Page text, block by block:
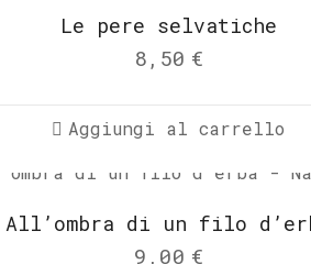
Le pere selvatiche
8,50 €
Aggiungi al carrello
All’ombra di un filo
9,00 €